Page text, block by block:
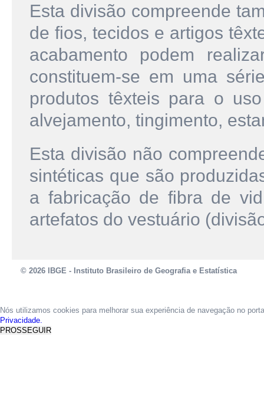
Esta divisão compreende
de fios, tecidos e artigos
acabamento podem
constituem-se em uma
produtos têxteis para o
alvejamento, tingimento,
Esta divisão não
sintéticas que são
a fabricação de fibra de
artefatos do vestuário
© 2026 IBGE - Instituto Brasileiro de Geografia e Estatística
Nós utilizamos cookies para melhorar sua experiência de navegação no
Privacidade.
PROSSEGUIR